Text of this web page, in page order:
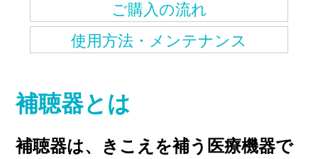
ご購入の流れ
使用方法・メンテナンス
補聴器とは
補聴器は、きこえを補う医療機器で